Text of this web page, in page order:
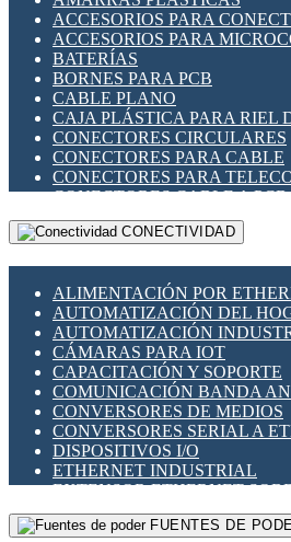
INDICADORES PARA PANEL
INTERFACES DE RELÉ
INTERRUPTORES FIN DE
LLAVES CONMUTADORAS
MEDIDORES DE ENERGÍA Y
MOTORES PASO A PASO
PANTALLAS HMI
PLC -CONTROLADORES
PROGRAMADORES DE
RELÉS DE PROTECCIÓN
SENSORES CAPACITIVOS
SENSORES INDUCTIVOS
TEMPORIZADORES
VARIACS
VARIADORES DE
SECCIONADORES -
MAQUINARIA
ACCESORIOS PARA
ACCESORIOS PARA
BATERÍAS
BORNES PARA PCB
CABLE PLANO
CAJA PLÁSTICA PARA RIEL
CONECTORES CIRCULARES
CONECTORES PARA CABLE
CONECTORES PARA
CONECTORES CABLE A PCB
CONECTORES PCB A CABLE
DIP SWITCHES
HERRAMIENTAS VARIAS
ILUMINACIÓN LED
INTERRUPTORES REED
INTERFACES DE RELÉ
OTROS RELÉS
PROTECCIÓN TÉRMICA
RELÉS AUTOMOTRICES
RELÉS DE SEÑAL
RELÉS DE ESTADO SÓLIDO
RELÉS INDUSTRIALES
RELÉS MINIATURA DE
SENSORES MAGNÉTICOS
CONECTIVIDAD
ALIMENTACIÓN POR
AUTOMATIZACIÓN DEL
AUTOMATIZACIÓN
CÁMARAS PARA IOT
CAPACITACIÓN Y SOPORTE
COMUNICACIÓN BANDA
CONVERSORES DE MEDIOS
CONVERSORES SERIAL A
DISPOSITIVOS I/O
ETHERNET INDUSTRIAL
EXTENSOR ETHERNET
GATEWAY LORAWAN
GESTIÓN DE REDES
FUENTES DE